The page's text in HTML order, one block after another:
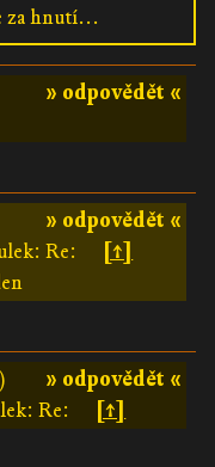
za hnutí...
» odpovědět «
» odpovědět «
Re:
[↑]
» odpovědět «
Re:
[↑]